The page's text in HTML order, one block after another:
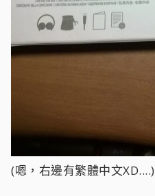
(嗯，右邊有繁體中文XD....)